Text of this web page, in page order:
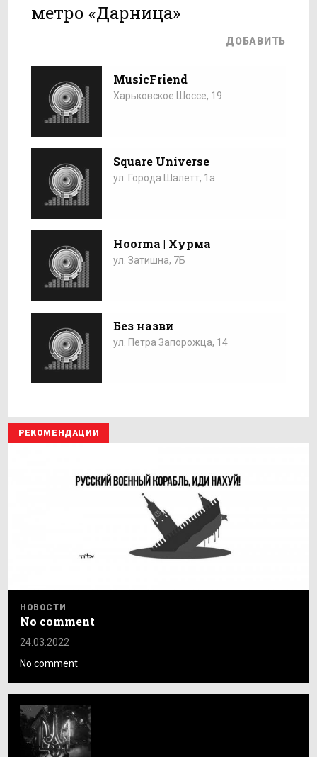
метро «Дарница»
ДОБАВИТЬ
MusicFriend
Харьковское Шоссе, 19
Square Universe
ул. Города Шалетт, 1а
Hoorma | Хурма
ул. Затишна, 7Б
Без назви
ул. Петра Запорожца, 14
РЕКОМЕНДАЦИИ
НОВОСТИ
No comment
24.03.2022
No comment